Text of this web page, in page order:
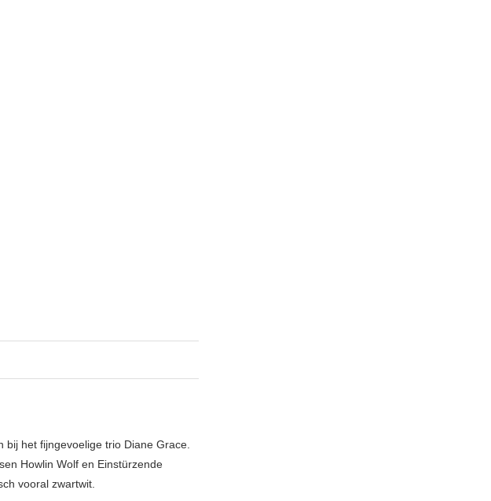
het fijngevoelige trio Diane Grace.
Howlin Wolf en Einstürzende
vooral zwartwit.